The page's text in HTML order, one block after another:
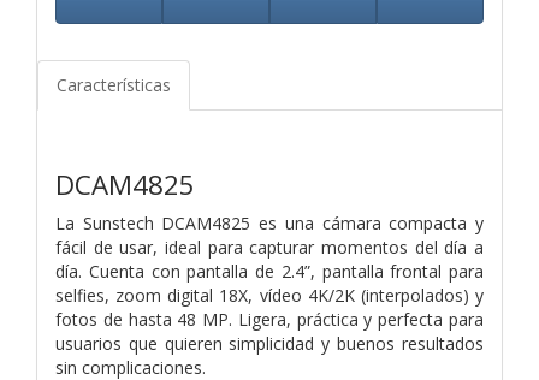
Características
DCAM4825
La Sunstech DCAM4825 es una cámara compacta y
fácil de usar, ideal para capturar momentos del día a
día. Cuenta con pantalla de 2.4”, pantalla frontal para
selfies, zoomdigital 18X, vídeo 4K/2K (interpolados) y
fotos de hasta 48 MP. Ligera, práctica y perfecta para
usuarios que quieren simplicidad y buenos resultados
sin complicaciones.